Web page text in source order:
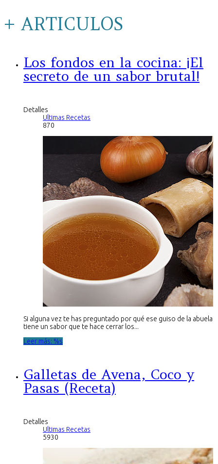
+ ARTICULOS
Los fondos en la cocina: ¡El
secreto de un sabor brutal!
Detalles
Ultimas Recetas
870
Si alguna vez te has preguntado por qué ese guiso de la abuela
tiene un sabor que te hace cerrar los...
Leer más: %s
Galletas de Avena, Coco y
Pasas (Receta)
Detalles
Ultimas Recetas
5930